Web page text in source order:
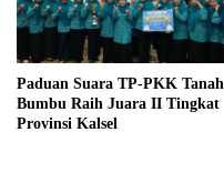
Paduan Suara TP-PKK Tanah
Bumbu Raih Juara II Tingkat
Provinsi Kalsel